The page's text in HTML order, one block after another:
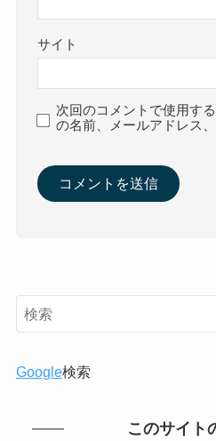
サイト
次回のコメントで使用す
の名前、メールアドレス
Google検索
このサイト